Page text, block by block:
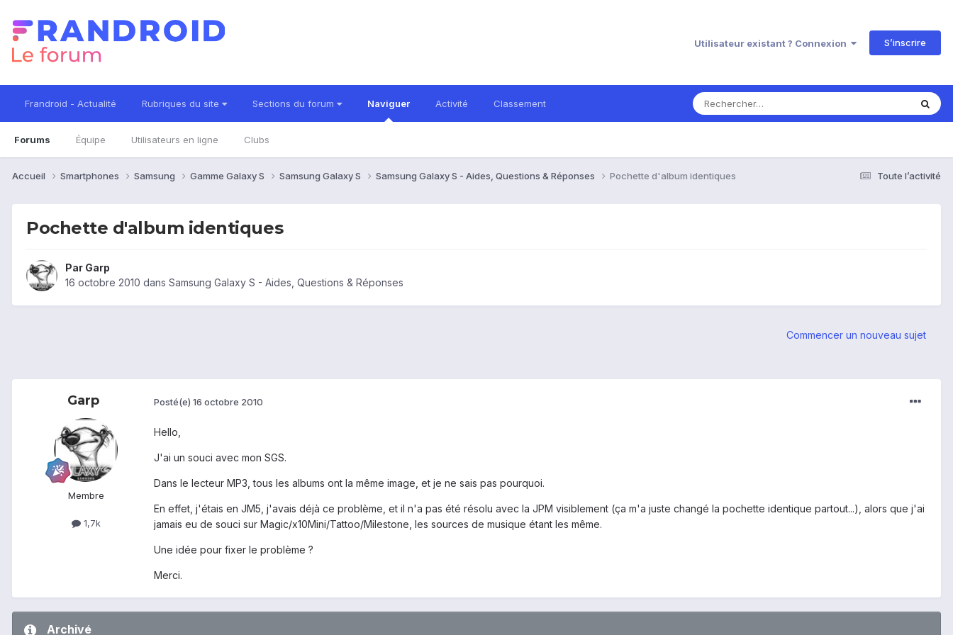
Utilisateur existant ? Connexion S’inscrire
Frandroid - Actualité Rubriques du site Sections du forum Naviguer
Forums Équipe Utilisateurs en ligne Clubs
Activité Classement
Toute l’activité
Accueil Smartphones Samsung Gamme Galaxy S Samsung Galaxy S Samsung Galaxy S - Aides, Questions & Réponses Pochette d'album identiques
Pochette d'album identiques
Par Garp
16 octobre 2010 dans Samsung Galaxy S - Aides, Questions & Réponses
Commencer un nouveau sujet
Garp
Membre
1,7k
Posté(e) 16 octobre 2010
Hello,
J'ai un souci avec mon SGS.
Dans le lecteur MP3, tous les albums ont la même image, et je ne sais pas pourquoi.
En effet, j'étais en JM5, j'avais déjà ce problème, et il n'a pas été résolu avec la JPM visiblement (ça m'a juste changé la pochette identique partout...), alors que j'ai
jamais eu de souci sur Magic/x10Mini/Tattoo/Milestone, les sources de musique étant les même.
Une idée pour fixer le problème ?
Merci.
Archivé